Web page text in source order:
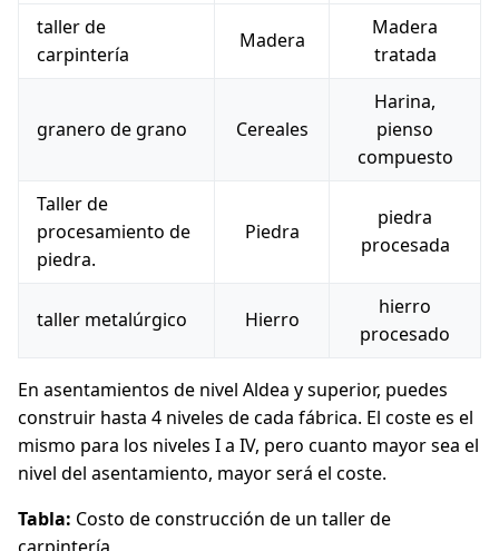
taller de
carpintería
Madera
Madera
tratada
granero de grano Cereales
Harina,
pienso
compuesto
Taller de
procesamiento de
piedra.
Piedra
piedra
procesada
taller metalúrgico Hierro
hierro
procesado
En asentamientos de nivel Aldea y superior, puedes
construir hasta 4 niveles de cada fábrica. El coste es el
mismo para los niveles I a IV, pero cuanto mayor sea el
nivel del asentamiento, mayor será el coste.
Tabla: Costo de construcción de un taller de